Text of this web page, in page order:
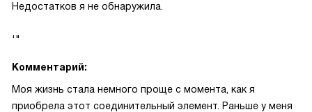
Недостатков я не обнаружила.
'"
Комментарий:
Моя жизнь стала немного проще с момента, как я
приобрела этот соединительный элемент. Раньше у меня